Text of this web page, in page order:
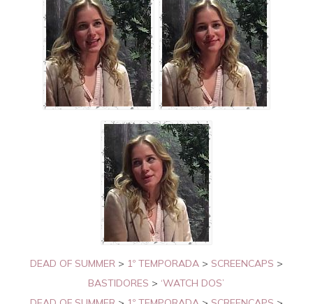
DEAD OF SUMMER > 1º TEMPORADA> SCREENCAPS >
BASTIDORES > ‘WATCH DOS’